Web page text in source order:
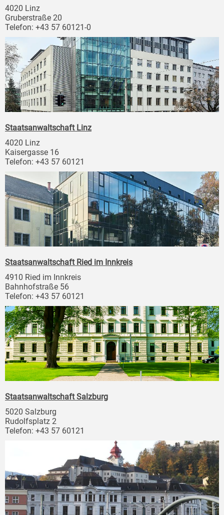
4020 Linz
Gruberstraße 20
Telefon: +43 57 60121-0
Staatsanwaltschaft Linz
4020 Linz
Kaisergasse 16
Telefon: +43 57 60121
Staatsanwaltschaft Ried im Innkreis
4910 Ried im Innkreis
Bahnhofstraße 56
Telefon: +43 57 60121
Staatsanwaltschaft Salzburg
5020 Salzburg
Rudolfsplatz 2
Telefon: +43 57 60121